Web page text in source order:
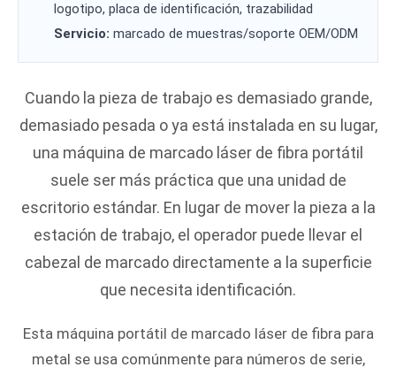
logotipo, placa de identificación, trazabilidad
Servicio: marcado de muestras/soporte OEM/ODM
Cuando la pieza de trabajo es demasiado grande,
demasiado pesada o ya está instalada en su lugar,
una máquina de marcado láser de fibra portátil
suele ser más práctica que una unidad de
escritorio estándar. En lugar de mover la pieza a la
estación de trabajo, el operador puede llevar el
cabezal de marcado directamente a la superficie
que necesita identificación.
Esta máquina portátil de marcado láser de fibra para
metal se usa comúnmente para números de serie,